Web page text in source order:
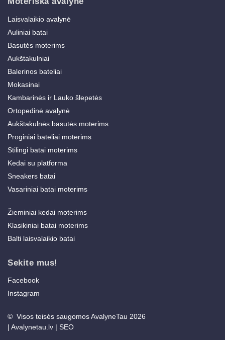
Laisvalaikio avalynė
Auliniai batai
Basutės moterims
Aukštakulniai
Balerinos bateliai
Mokasinai
Kambarinės ir Lauko šlepetės
Ortopedinė avalynė
Aukštakulnės basutės moterims
Proginiai bateliai moterims
Stilingi batai moterims
Kedai su platforma
Sneakers batai
Vasariniai batai moterims
Žieminiai kedai moterims
Klasikiniai batai moterims
Balti laisvalaikio batai
Sekite mus!
Facebook
Instagram
© Visos teisės saugomos AvalyneTau 2026
| Avalynetau.lv | SEO